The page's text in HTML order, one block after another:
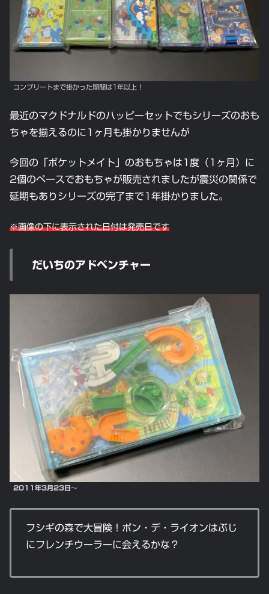
コンプリートまで掛かった期間は1年以上！
最近のマクドナルドのハッピーセットでもシリーズのおも
ちゃを揃えるのに1ヶ月も掛かりませんが
今回の「ポケットメイト」のおもちゃは1度（1ヶ月）に
2個のペースでおもちゃが販売されましたが震災の関係で
延期もありシリーズの完了まで1年掛かりました。
※画像の下に表示された日付は発売日です
だいちのアドベンチャー
2011年3月23日 〜
フシギの森で大冒険！ポン・デ・ライオンはぶじ
にフレンチウーラーに会えるかな？